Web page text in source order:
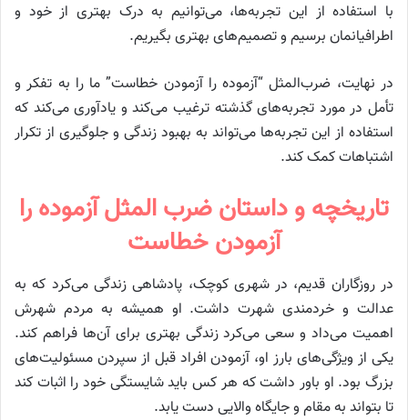
با استفاده از این تجربه‌ها، می‌توانیم به درک بهتری از خود و
اطرافیانمان برسیم و تصمیم‌های بهتری بگیریم.
در نهایت، ضرب‌المثل “آزموده را آزمودن خطاست” ما را به تفکر و
تأمل در مورد تجربه‌های گذشته ترغیب می‌کند و یادآوری می‌کند که
استفاده از این تجربه‌ها می‌تواند به بهبود زندگی و جلوگیری از تکرار
اشتباهات کمک کند.
تاریخچه و داستان ضرب المثل آزموده را
آزمودن خطاست
در روزگاران قدیم، در شهری کوچک، پادشاهی زندگی می‌کرد که به
عدالت و خردمندی شهرت داشت. او همیشه به مردم شهرش
اهمیت می‌داد و سعی می‌کرد زندگی بهتری برای آن‌ها فراهم کند.
یکی از ویژگی‌های بارز او، آزمودن افراد قبل از سپردن مسئولیت‌های
بزرگ بود. او باور داشت که هر کس باید شایستگی خود را اثبات کند
تا بتواند به مقام و جایگاه والایی دست یابد.